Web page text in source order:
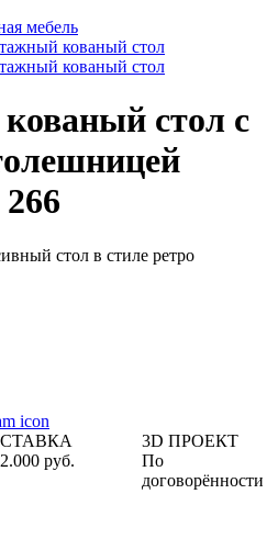
мебель
стол с
стол в стиле ретро
руб.
3D ПРОЕКТ
По
договорённости